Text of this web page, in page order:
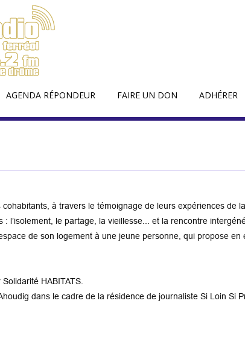
AGENDA RÉPONDEUR FAIRE UN DON ADHÉRER
à travers le témoignage de leurs expériences de
le partage, la vieillesse... et la rencontre
de son logement à une jeune personne, qui propose en
HABITATS.
dans le cadre de la résidence de journaliste Si Loin Si